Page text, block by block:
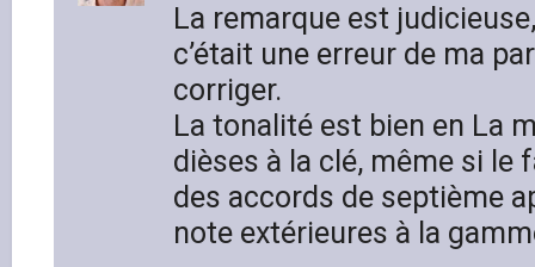
La remarque est
c’était une erreur de ma
corriger.
La tonalité est bien en La
dièses à la clé, même si le
des accords de septième
note extérieures à la